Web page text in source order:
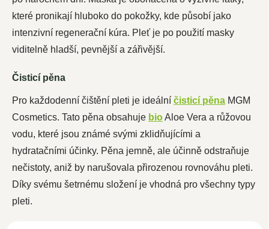
které pronikají hluboko do pokožky, kde působí jako
intenzivní regenerační kúra. Pleť je po použití masky
viditelně hladší, pevnější a zářivější.
Čisticí pěna
Pro každodenní čištění pleti je ideální čisticí pěna MGM
Cosmetics. Tato pěna obsahuje bioAloe Vera a růžovou
vodu, které jsou známé svými zklidňujícími a
hydratačními účinky. Pěna jemně, ale účinně odstraňuje
nečistoty, aniž by narušovala přirozenou rovnováhu pleti.
Díky svému šetrnému složení je vhodná pro všechny typy
pleti.